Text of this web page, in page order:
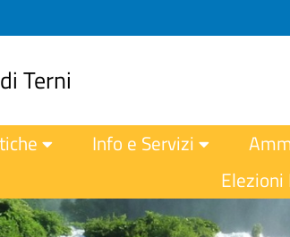
Terni
Info e Servizi